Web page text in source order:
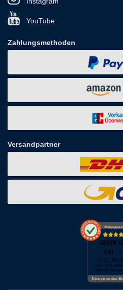
YouTube
Zahlungsmethoden
Versandpartner
SEHR
4.91 /
173.452
von hier,
ebay.de,
Hinweis zu den